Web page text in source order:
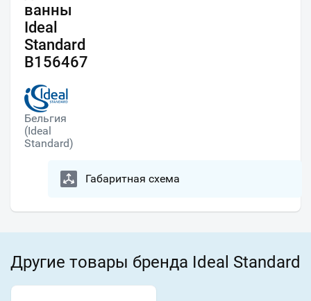
ванны
Ideal
Standard
B156467
Бельгия
(Ideal
Standard)
Габаритная схема
Другие товары бренда Ideal Standard